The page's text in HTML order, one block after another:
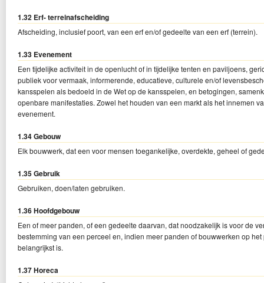
1.32 Erf- terreinafscheiding
Afscheiding, inclusief poort, van een erf en/of gedeelte van een erf (terrein).
1.33 Evenement
Een tijdelijke activiteit in de openlucht of in tijdelijke tenten en paviljoens,
publiek voor vermaak, informerende, educatieve, culturele en/of
kansspelen als bedoeld in de Wet op de kansspelen, en betogingen,
openbare manifestaties. Zowel het houden van een markt als het innemen
evenement.
1.34 Gebouw
Elk bouwwerk, dat een voor mensen toegankelijke, overdekte, geheel of
1.35 Gebruik
Gebruiken, doen/laten gebruiken.
1.36 Hoofdgebouw
Een of meer panden, of een gedeelte daarvan, dat noodzakelijk is voor de
bestemming van een perceel en, indien meer panden of bouwwerken op
belangrijkst is.
1.37 Horeca